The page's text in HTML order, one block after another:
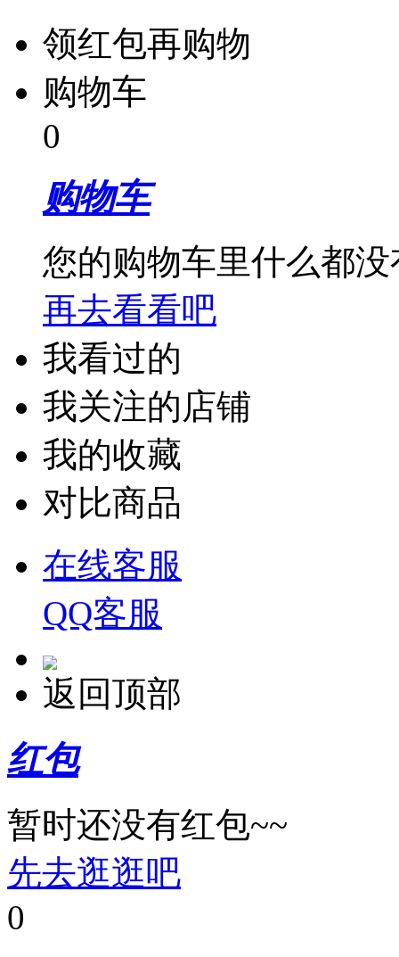
领红包再购物
购物车
0
购物车
您的购物车里什么都没
再去看看吧
我看过的
我关注的店铺
我的收藏
对比商品
在线客服
QQ客服
返回顶部
红包
暂时还没有红包~~
先去逛逛吧
0